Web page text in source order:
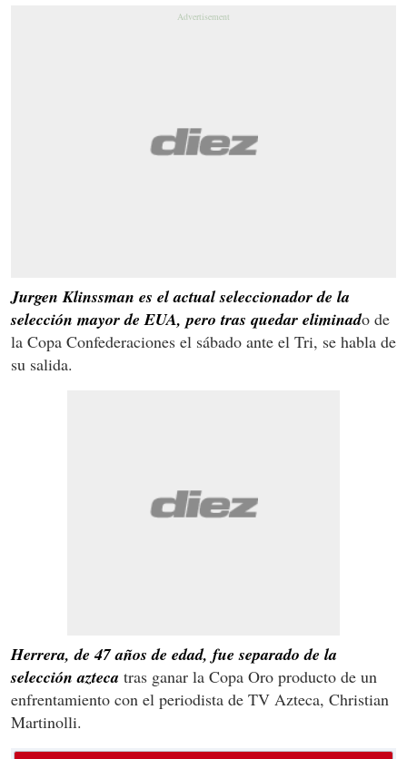
Jurgen Klinssman es el actual seleccionador de la
selección mayor de EUA, pero tras quedar eliminado de
la Copa Confederaciones el sábado ante el Tri, se habla de
su salida.
Herrera, de 47 años de edad, fue separado de la
selección azteca tras ganar la Copa Oro producto de un
enfrentamiento con el periodista de TV Azteca, Christian
Martinolli.